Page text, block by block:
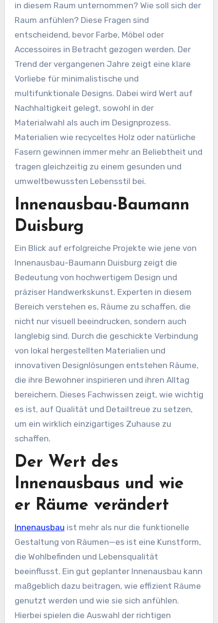
in diesem Raum unternommen? Wie soll sich der
Raum anfühlen? Diese Fragen sind
entscheidend, bevor Farbe, Möbel oder
Accessoires in Betracht gezogen werden. Der
Trend der vergangenen Jahre zeigt eine klare
Vorliebe für minimalistische und
multifunktionale Designs. Dabei wird Wert auf
Nachhaltigkeit gelegt, sowohl in der
Materialwahl als auch im Designprozess.
Materialien wie recyceltes Holz oder natürliche
Fasern gewinnen immer mehr an Beliebtheit und
tragen gleichzeitig zu einem gesunden und
umweltbewussten Lebensstil bei.
Innenausbau-Baumann
Duisburg
Ein Blick auf erfolgreiche Projekte wie jene von
Innenausbau-Baumann Duisburg zeigt die
Bedeutung von hochwertigem Design und
präziser Handwerkskunst. Experten in diesem
Bereich verstehen es, Räume zu schaffen, die
nicht nur visuell beeindrucken, sondern auch
langlebig sind. Durch die geschickte Verbindung
von lokal hergestellten Materialien und
innovativen Designlösungen entstehen Räume,
die ihre Bewohner inspirieren und ihren Alltag
bereichern. Dieses Fachwissen zeigt, wie wichtig
es ist, auf Qualität und Detailtreue zu setzen,
um ein wirklich einzigartiges Zuhause zu
schaffen.
Der Wert des
Innenausbaus und wie
er Räume verändert
Innenausbau ist mehr als nur die funktionelle
Gestaltung von Räumen—es ist eine Kunstform,
die Wohlbefinden und Lebensqualität
beeinflusst. Ein gut geplanter Innenausbau kann
maßgeblich dazu beitragen, wie effizient Räume
genutzt werden und wie sie sich anfühlen.
Hierbei spielen die Auswahl der richtigen